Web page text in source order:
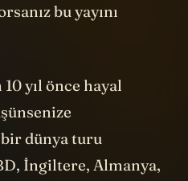
bu yayını
yıl önce hayal
dünya turu
İngiltere, Almanya,